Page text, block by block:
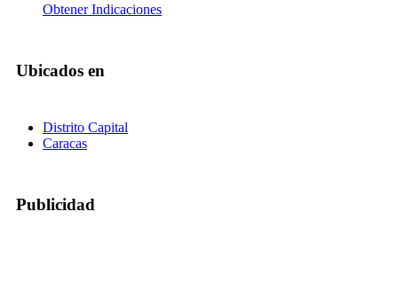
Obtener Indicaciones
Ubicados en
Distrito Capital
Caracas
Publicidad